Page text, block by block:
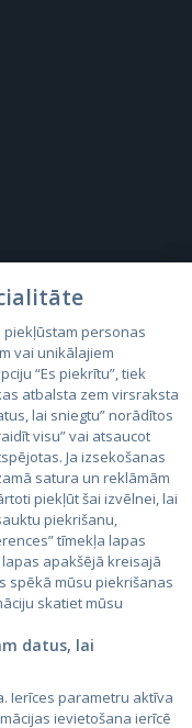
personas
vai unikālajiem
“Es piekrītu”, tiek
atbalsta zem virsraksta
lai sniegtu” norādītos
visu” vai atsaucot
Ja izsekošanas
satura un reklāmām
piekļūt šai izvēlnei, lai
piekrišanu,
tīmekļa lapas
apakšējā kreisajā
spēkā mūsu piekrišanas
skatiet mūsu
datus, lai
Ierīces parametru aktīva
ievietošana ierīcē